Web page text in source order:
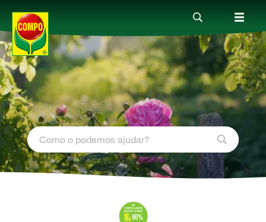
Produtos
Guia
Serviço